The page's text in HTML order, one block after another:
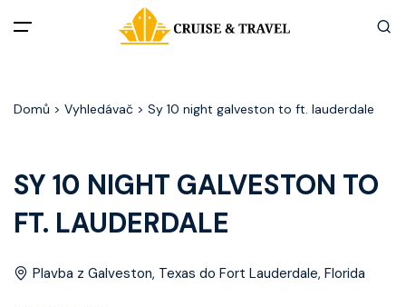
Akční nabídky
Destinace
Zážitky z plaveb
Užitečné informace
Domů > Vyhledávač > Sy 10 night galveston to ft. lauderdale
SY 10 NIGHT GALVESTON TO
FT. LAUDERDALE
Plavba z Galveston, Texas do Fort Lauderdale, Florida